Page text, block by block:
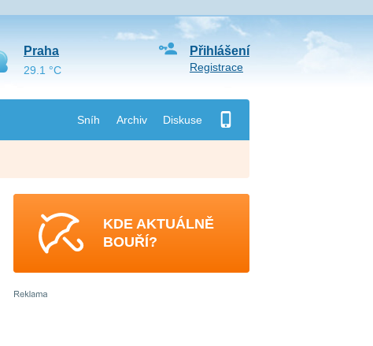
Sníh Archiv Diskuse
Přihlášení
Registrace
Praha
29.1 °C
KDE AKTUÁLNĚ
BOUŘÍ?